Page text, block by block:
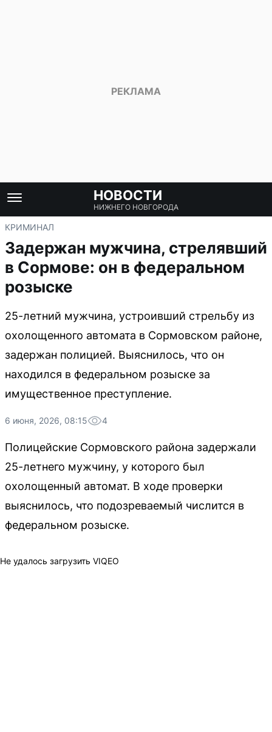
НОВОСТИ
НИЖНЕГО НОВГОРОДА
КРИМИНАЛ
Задержан мужчина, стрелявший
в Сормове: он в федеральном
розыске
25-летний мужчина, устроивший стрельбу из
охолощенного автомата в Сормовском районе,
задержан полицией. Выяснилось, что он
находился в федеральном розыске за
имущественное преступление.
6 июня, 2026, 08:15 4
Полицейские Сормовского района задержали
25-летнего мужчину, у которого был
охолощенный автомат. В ходе проверки
выяснилось, что подозреваемый числится в
федеральном розыске.
Не удалось загрузить VIQEO